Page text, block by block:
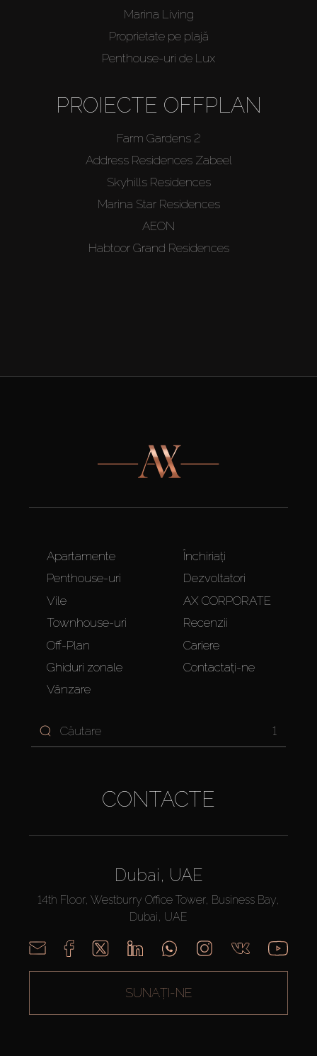
Marina Living
Proprietate pe plajă
Penthouse-uri de Lux
PROIECTE OFFPLAN
Farm Gardens 2
Address Residences Zabeel
Skyhills Residences
Marina Star Residences
AEON
Habtoor Grand Residences
Apartamente
Penthouse-uri
Vile
Townhouse-uri
Off-Plan
Ghiduri zonale
Vânzare
Închiriați
Dezvoltatori
AX CORPORATE
Recenzii
Cariere
Contactați-ne
1
CONTACTE
Dubai, UAE
14th Floor, Westburry Office Tower, Business Bay,
Dubai, UAE
SUNAȚI-NE